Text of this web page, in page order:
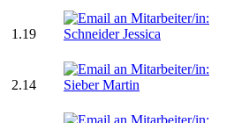
1.19
2.14